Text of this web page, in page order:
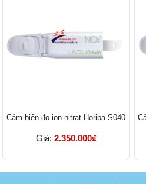
Cảm biến đo ion nitrat Horiba S040
Giá: 2.350.000₫